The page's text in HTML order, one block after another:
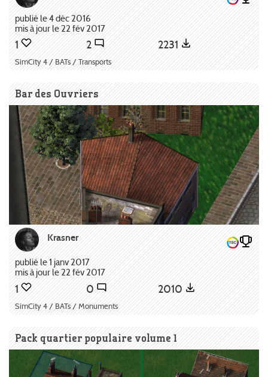
publié le 4 déc 2016
mis à jour le 22 fév 2017
1 2 2231
SimCity 4 / BATs / Transports
Bar des Ouvriers
Krasner
publié le 1 janv 2017
mis à jour le 22 fév 2017
1 0 2010
SimCity 4 / BATs / Monuments
Pack quartier populaire volume 1